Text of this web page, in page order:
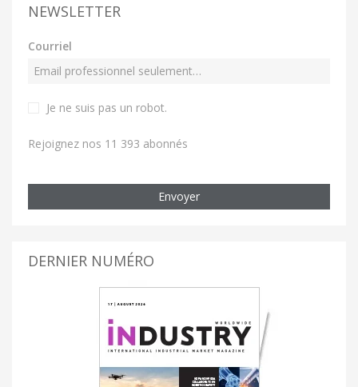
NEWSLETTER
Courriel
Je ne suis pas un robot.
Rejoignez nos 11 393 abonnés
Envoyer
DERNIER NUMÉRO